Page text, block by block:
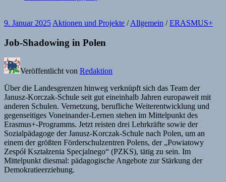
9. Januar 2025 Aktionen und Projekte /Allgemein /ERASMUS+
Job-Shadowing in Polen
Veröffentlicht von Redaktion
Über die Landesgrenzen hinweg verknüpft sich das Team der
Janusz-Korczak-Schule seit gut eineinhalb Jahren europaweit mit
anderen Schulen. Vernetzung, berufliche Weiterentwicklung und
gegenseitiges Voneinander-Lernen stehen im Mittelpunkt des
Erasmus+-Programms. Jetzt reisten drei Lehrkräfte sowie der
Sozialpädagoge der Janusz-Korczak-Schule nach Polen, um an
einem der größten Förderschulzentren Polens, der „Powiatowy
Zespół Kształzenia Specjalnego“ (PZKS), tätig zu sein. Im
Mittelpunkt diesmal: pädagogische Angebote zur Stärkung der
Demokratieerziehung.